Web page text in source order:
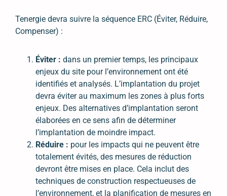
Tenergie devra suivre la séquence ERC (Éviter, Réduire,
Compenser) :
Éviter : dans un premier temps, les principaux
enjeux du site pour l’environnement ont été
identifiés et analysés. L’implantation du projet
devra éviter au maximum les zones à plus forts
enjeux. Des alternatives d’implantation seront
élaborées en ce sens afin de déterminer
l’implantation de moindre impact.
Réduire : pour les impacts qui ne peuvent être
totalement évités, des mesures de réduction
devront être mises en place. Cela inclut des
techniques de construction respectueuses de
l’environnement, et la planification de mesures en